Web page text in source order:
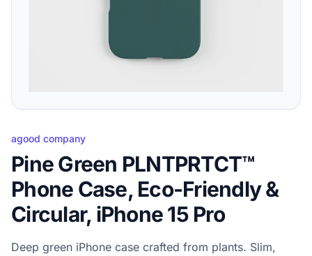
agood company
Pine Green PLNTPRTCT™
Phone Case, Eco-Friendly &
Circular, iPhone 15 Pro
Deep green iPhone case crafted from plants. Slim,